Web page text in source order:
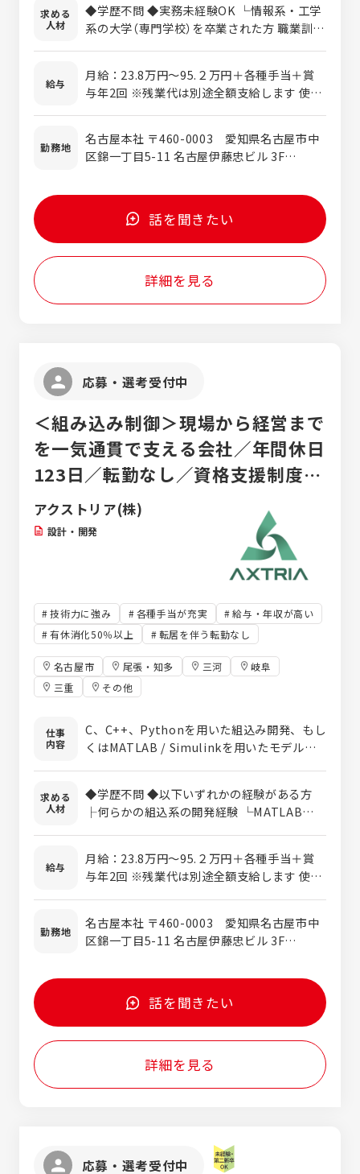
せします。なお配属先は担当営業との面談を
通してあなたのスキルを磨けるプロジェクト
を相談しながら決定します。 ……各案件の特
長…… 【1】受託開発案件 自社のチームで「製
造業向けのSaaS型Webアプリケーション」
産など、幅広い取引先のご依頼に対応しま
す。 【2】自社プロダクト開発 グループ各社と
わります。例えば、製造業務向けの電子日報
システム『HiConnex（ハイコネックス）』の
他、社員教育システムなどを開発していま
す。 【3】クライアント先案件 大手メーカーや
大手SIerを中心とした取引のため、要件定義
や設計といった上流工程をはじめ、開発・運
用・保守など幅広いフェーズの案件がありま
求める
人材
◆学歴不問 ◆実務未経験OK └情報系・工学
系の大学（専門学校）を卒業された方 職業訓練
◆エンジニアとして設計・開発経験のある方
└技術のプロとしてご活躍されてきた、
PG・SEの方も プロジェクトの推進力として
ご活躍されてきた、PL・PMの方も それぞれ
が気持ちよくご活躍できる場を提供します！
験を活かし、まだまだ現役で技術を磨きたい
方 ・最新技術（クラウド・AIなど）にも挑戦し
てみたい方 ・安定した環境で、腰を据えて働
きたい方
給与
月給：23.8万円～95.２万円＋各種手当＋賞
与年2回 ※残業代は別途全額支給します 使用
勤務地
名古屋本社 〒460-0003 愛知県名古屋市中
区錦一丁目5-11 名古屋伊藤忠ビル 3F
141-0032 東京都品川区大崎1-6-1 TOC大
崎ビル18F または「東海・関東・関西のクラ
イアント先」 ※勤務地は希望を考慮し、決定
します。 ※転勤はありません。
話を聞きたい
詳細を見る
応募・選考受付中
＜組み込み制御＞現場から経営まで
を一気通貫で支える会社／年間休日
123日／転勤なし／資格支援制度な
ど充実した研修が魅力
アクストリア(株)
設計・開発
技術力に強み 各種手当が充実
給与・年収が高い
有休消化50％以上
転居を伴う転勤なし
名古屋市 尾張・知多 三河
岐阜
三重
その他
仕事
内容
C、C++、Pythonを用いた組込み開発、もし
くはMATLAB / Simulinkを用いたモデルベ
【具体的には】 ◆自動運転向けステアリング制
御システム開発 ◆EV対応の電動パワーステ
アリング（EPS）設計 ◆車載制御ソフトウェア
開発（サイバーセキュリティ対応） ◆モデルベ
ース開発（MATLAB/Simulink使用） などから
ループ全体で自動車部品に強みがある当社の
プロジェクトは、完成車・Tier1メーカーと
業界に興味がある方にはピッタリな環境で
求める
人材
◆学歴不問 ◆以下いずれかの経験がある方
├何らかの組込系の開発経験 └MATLABを用
験 ・C/C++やAssemblyなどのプログラミン
グ言語の経験 ・マイコンやマイクロプロセッ
サなどのハードウェア設計の経験 ・FPGAや
PLDなどの論理回路設計の経験
給与
月給：23.8万円～95.２万円＋各種手当＋賞
与年2回 ※残業代は別途全額支給します 使用
勤務地
名古屋本社 〒460-0003 愛知県名古屋市中
区錦一丁目5-11 名古屋伊藤忠ビル 3F
141-0032 東京都品川区大崎1-6-1 TOC大
崎ビル18F または「東海・関東・関西のクラ
イアント先」 ※勤務地は希望を考慮し、決定
します。 ※転勤はありません。
話を聞きたい
詳細を見る
応募・選考受付中